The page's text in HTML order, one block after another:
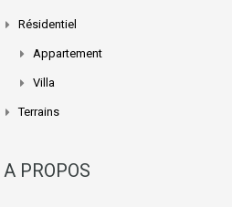
Résidentiel
Appartement
Villa
Terrains
A PROPOS